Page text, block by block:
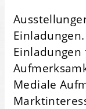
Einladungen.
Mediale